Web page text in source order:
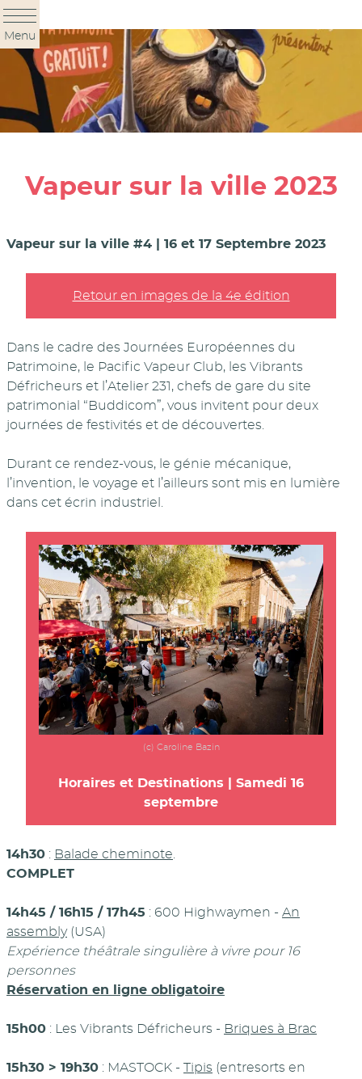
Panneau de gestion des cookies
Menu
Vapeur sur la ville 2023
Vapeur sur la ville #4 | 16 et 17 Septembre 2023
Retour en images de la 4e édition
Dans le cadre des Journées Européennes du
Patrimoine, le Pacific Vapeur Club, les Vibrants
Défricheurs et l’Atelier 231, chefs de gare du site
patrimonial “Buddicom”, vous invitent pour deux
journées de festivités et de découvertes.
Durant ce rendez-vous, le génie mécanique,
l’invention, le voyage et l’ailleurs sont mis en lumière
dans cet écrin industriel.
(c) Caroline Bazin
Horaires et Destinations | Samedi 16
septembre
14h30 : Balade cheminote
COMPLET
14h45 / 16h15 / 17h45 : 600 Highwaymen - An
assembly(USA)
Expérience théâtrale singulière à vivre pour 16
personnes
Réservation en ligne obligatoire
15h00 : Les Vibrants Défricheurs - Briques à Brac
15h30 > 19h30 : MASTOCK - Tipis (entresorts en